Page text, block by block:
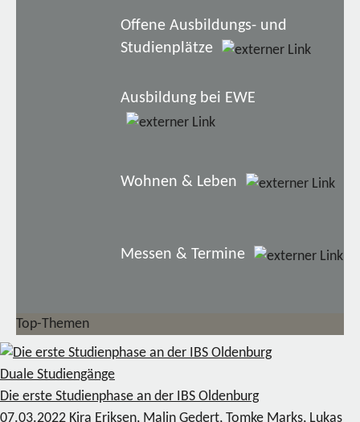
Offene Ausbildungs- und
Studienplätze
Ausbildung bei EWE
Wohnen & Leben
Messen & Termine
Top-Themen
Duale Studiengänge
Die erste Studienphase an der IBS Oldenburg
07.03.2022 Kira Eriksen, Malin Gedert, Tomke Marks, Lukas